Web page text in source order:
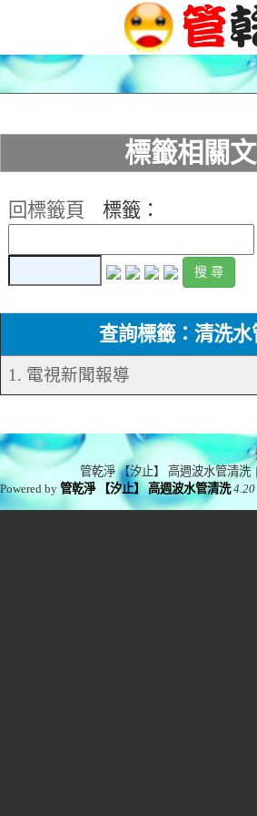
標籤相關
回標籤頁
標籤：
查詢標籤：清洗水
1. 電視新聞報導
管乾淨 【汐止】 高週波水管清洗 |
Powered by管乾淨 【汐止】 高週波水管清洗 4.20